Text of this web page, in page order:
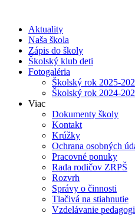
Aktuality
Naša škola
Zápis do školy
Školský klub deti
Fotogaléria
Školský rok 2025-
Školský rok 2024-
Viac
Dokumenty školy
Kontakt
Krúžky
Ochrana osobných
Pracovné ponuky
Rada rodičov ZRPŠ
Rozvrh
Správy o činnosti
Tlačivá na stiahnutie
Vzdelávanie